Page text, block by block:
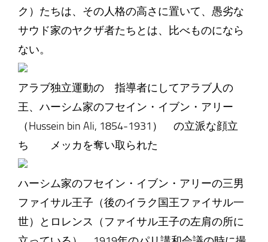
ク）たちは、その人格の高さに置いて、愚劣な
サウド家のヤクザ者たちとは、比べものになら
ない。
アラブ独立運動の 指導者にしてアラブ人の
王、ハーシム家のフセイン・イブン・アリー
（Hussein bin Ali, 1854-1931） の立派な顔立
ち メッカを奪い取られた
ハーシム家のフセイン・イブン・アリーの三男
ファイサル王子（後のイラク国王ファイサル一
世）とロレンス（ファイサル王子の左肩の所に